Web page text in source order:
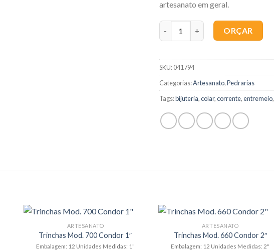
artesanato em geral.
ORÇAR
SKU:041794
Categorias:Artesanato,Pedrarias
Tags:bijuteria,colar,corrente,entremeio,
ARTESANATO
Trinchas Mod. 700 Condor 1″
Embalagem: 12 Unidades Medidas: 1"
ARTESANATO
Trinchas Mod. 660 Condor 2″
Embalagem: 12 Unidades Medidas: 2"